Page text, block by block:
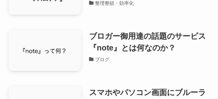
整理整頓・効率化
ブロガー御用達の話題のサービス
『note』とは何なのか？
ブログ
スマホやパソコン画面にブルーラ